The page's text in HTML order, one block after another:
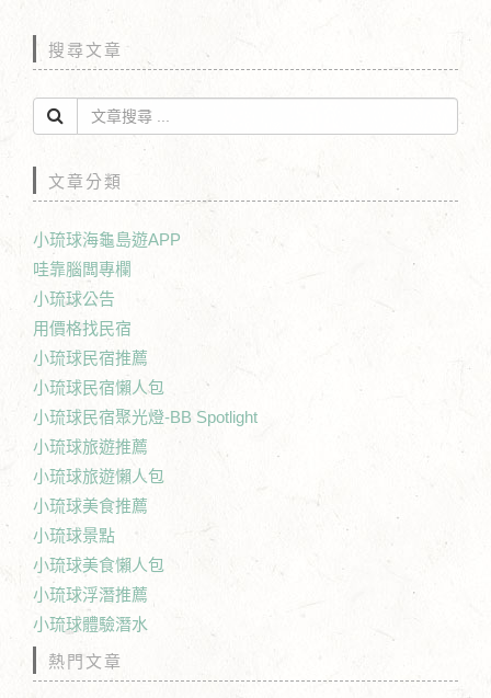
搜尋文章
文章分類
小琉球海龜島遊APP
哇靠腦闆專欄
小琉球公告
用價格找民宿
小琉球民宿推薦
小琉球民宿懶人包
小琉球民宿聚光燈-BB Spotlight
小琉球旅遊推薦
小琉球旅遊懶人包
小琉球美食推薦
小琉球景點
小琉球美食懶人包
小琉球浮潛推薦
小琉球體驗潛水
熱門文章